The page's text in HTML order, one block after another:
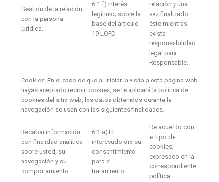
Gestión de la relación
con la persona
jurídica.
6.1.f) Interés
legítimo; sobre la
base del artículo
19 LOPD
relación y una
vez finalizado
éste mientras
exista
responsabilidad
legal para
Responsable.
Cookies: En el caso de que al iniciar la visita a esta página web
hayas aceptado recibir cookies, se te aplicará la política de
cookies del sitio web, los datos obtenidos durante la
navegación se usan con las siguientes finalidades.
Recabar información
con finalidad analítica
sobre usted, su
navegación y su
comportamiento.
6.1.a) El
interesado dio su
consentimiento
para el
tratamiento.
De acuerdo con
el tipo de
cookies,
expresado en la
correspondiente
política.